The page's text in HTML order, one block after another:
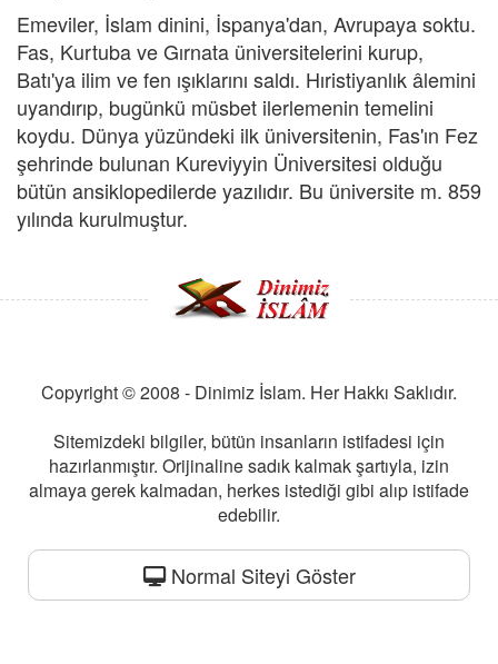
Emeviler, İslam dinini, İspanya'dan, Avrupaya soktu.
Fas, Kurtuba ve Gırnata üniversitelerini kurup,
Batı'ya ilim ve fen ışıklarını saldı. Hıristiyanlık âlemini
uyandırıp, bugünkü müsbet ilerlemenin temelini
koydu. Dünya yüzündeki ilk üniversitenin, Fas'ın Fez
şehrinde bulunan Kureviyyin Üniversitesi olduğu
bütün ansiklopedilerde yazılıdır. Bu üniversite m. 859
yılında kurulmuştur.
Copyright © 2008 - Dinimiz İslam. Her Hakkı Saklıdır.
Sitemizdeki bilgiler, bütün insanların istifadesi için
hazırlanmıştır. Orijinaline sadık kalmak şartıyla, izin
almaya gerek kalmadan, herkes istediği gibi alıp istifade
edebilir.
Normal Siteyi Göster